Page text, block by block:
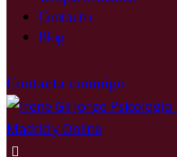
Contacto
Blog
Contacta conmigo